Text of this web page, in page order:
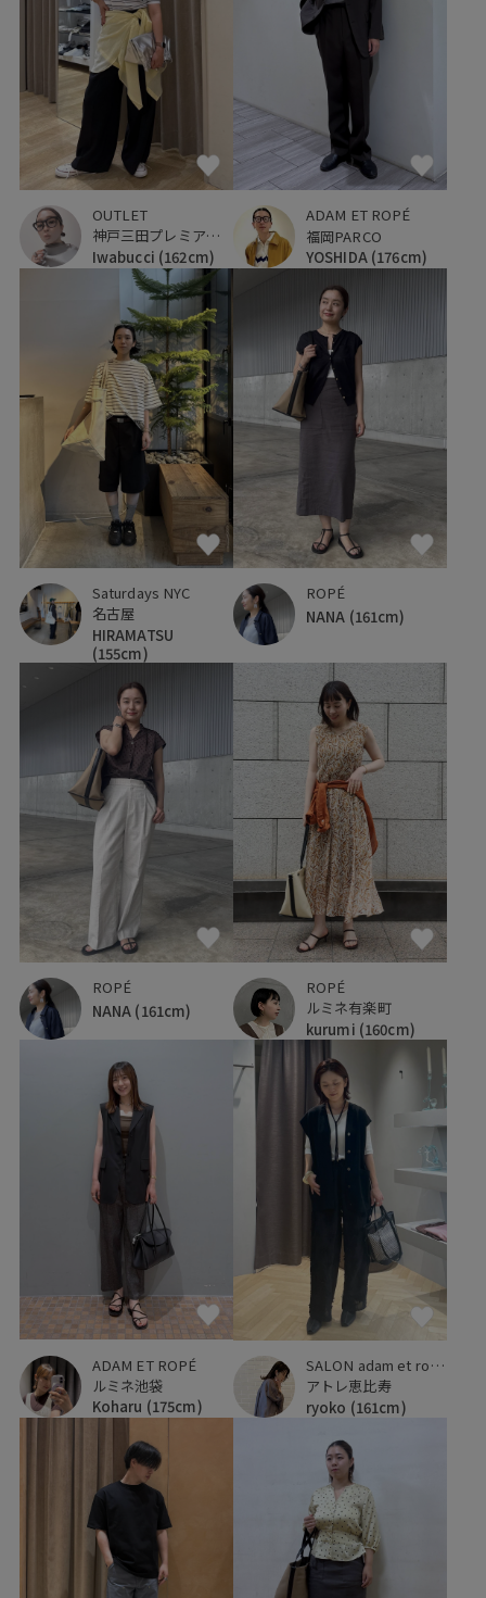
OUTLET
神戸三田プレミアム・アウトレット
Iwabucci (162cm)
ADAM ET ROPÉ
福岡PARCO
YOSHIDA (176cm)
Saturdays NYC
名古屋
HIRAMATSU
(155cm)
ROPÉ
NANA (161cm)
ROPÉ
NANA (161cm)
ROPÉ
ルミネ有楽町
kurumi (160cm)
ADAM ET ROPÉ
ルミネ池袋
Koharu (175cm)
SALON adam et ropé
アトレ恵比寿
ryoko (161cm)